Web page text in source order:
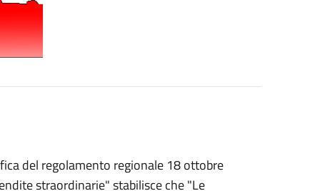
del regolamento regionale 18 ottobre
straordinarie" stabilisce che "Le